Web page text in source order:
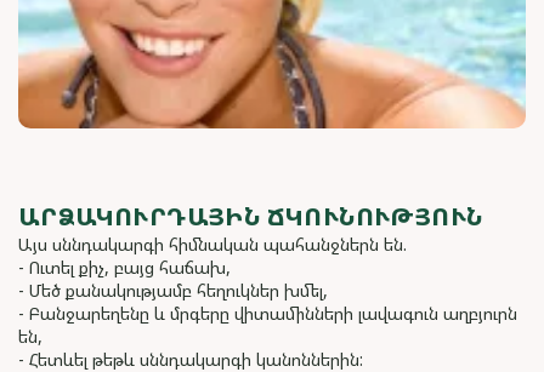
ԱՐՁԱԿՈՒՐԴԱՅԻՆ ՃԿՈՒՆՈՒԹՅՈՒՆ
Այս սննդակարգի հիմնական պահանջներն են.
- Ուտել քիչ, բայց հաճախ,
- Մեծ քանակությամբ հեղուկներ խմել,
- Բանջարեղենը և մրգերը վիտամինների լավագուն աղբյուրն
են,
- Հետևել թեթև սննդակարգի կանոններին: